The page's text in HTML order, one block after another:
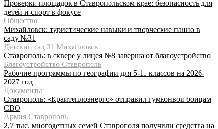
Проверки площадок в Ставропольском крае: безопасность для
детей и спорт в фокусе
Общество
Михайловск: туристические навыки и творческие панно в
саду №31
Детский сад 31 Михайловск
Ставрополь: в сквере у лицея №8 завершают благоустройство
Благоустройство Ставрополь
Рабочие программы по географии для 5-11 классов на 2026-
2027 год
Документы
Ставрополь: «Крайтеплоэнерго» отправил гумконвой бойцам
СВО
Армия Ставрополь
2,7 тыс. многодетных семей Ставрополя получили средства на